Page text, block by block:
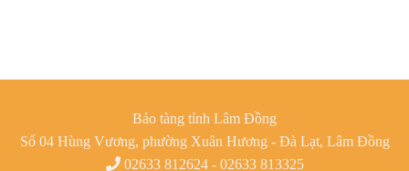
Bảo tàng tỉnh Lâm Đồng
Số 04 Hùng Vương, phường Xuân Hương - Đà Lạt, Lâm Đồng
02633 812624 - 02633 813325